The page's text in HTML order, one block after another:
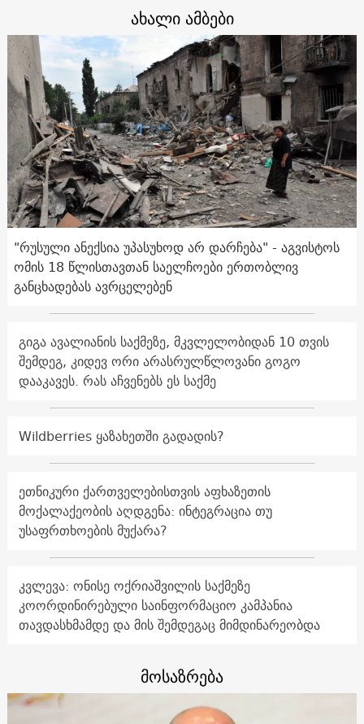
ახალი ამბები
"რუსული ანექსია უპასუხოდ არ დარჩება" - აგვისტოს
ომის 18 წლისთავთან საელჩოები ერთობლივ
განცხადებას ავრცელებენ
გიგა ავალიანის საქმეზე, მკვლელობიდან 10 თვის
შემდეგ, კიდევ ორი არასრულწლოვანი გოგო
დააკავეს. რას აჩვენებს ეს საქმე
Wildberries ყაზახეთში გადადის?
ეთნიკური ქართველებისთვის აფხაზეთის
მოქალაქეობის აღდგენა: ინტეგრაცია თუ
უსაფრთხოების მუქარა?
კვლევა: ონისე ოქრიაშვილის საქმეზე
კოორდინირებული საინფორმაციო კამპანია
თავდასხმამდე და მის შემდეგაც მიმდინარეობდა
მოსაზრება